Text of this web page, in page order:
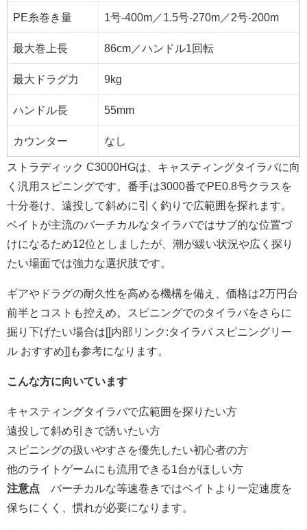
PE糸巻き量 1号-400m／1.5号-270m／2号-200m
最大巻上長 86cm／ハンドル1回転
最大ドラグ力 9kg
ハンドル長 55mm
カウンター なし
ストラディック C3000HGは、キャスティングタイラバに向
く汎用スピニングです。番手は3000番でPE0.8号クラスを
十分巻け、遠投して斜めに引く釣りで広範囲を探れます。
ベイトが主流のバーチカルなタイラバではサブ的な位置づ
けになるため12位としましたが、潮が緩い状況や広く探り
たい場面では強力な選択肢です。
ギアやドラグの耐久性を高める機構を備え、価格は2万円台
前半とコストも控えめ。スピニングでのタイラバをさらに
掘り下げたい場合は[[内部リンク:タイラバ スピニングリー
ル おすすめ]]も参考になります。
こんな方に向いています
キャスティングタイラバで広範囲を探りたい方
遠投して斜め引きで誘いたい方
スピニングの扱いやすさを優先したい初心者の方
他のライトゲームにも流用できる1台がほしい方
注意点 バーチカルな等速巻きではベイトより一定速度を
保ちにくく、慣れが必要になります。